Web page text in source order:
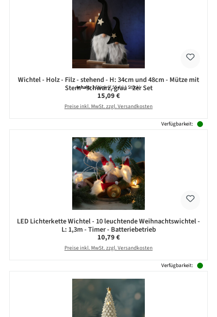
Wichtel - Holz - Filz - stehend - H: 34cm und 48cm - Mütze mit
Stern - schwarz, grau - 2er Set
Inhalt:2 Stück(7,55 € / 1 Stück)
Regulärer Preis:
15,09 €
Preise inkl. MwSt. zzgl. Versandkosten
Verfügbarkeit:
LED Lichterkette Wichtel - 10 leuchtende Weihnachtswichtel -
L: 1,3m - Timer - Batteriebetrieb
Regulärer Preis:
10,79 €
Preise inkl. MwSt. zzgl. Versandkosten
Verfügbarkeit: